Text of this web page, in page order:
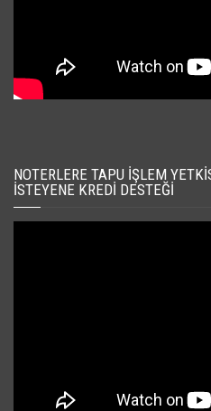
NOTERLERE TAPU İŞLEM
İSTEYENE KREDI DESTEĞI